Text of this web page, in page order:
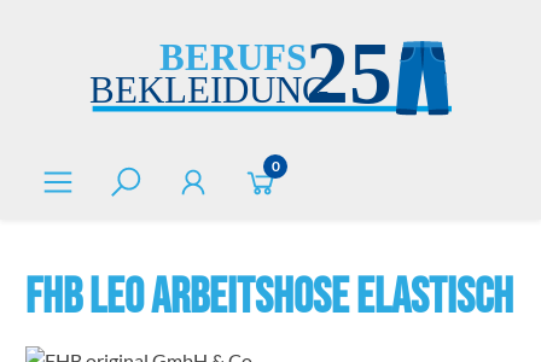
0
FHB LEO Arbeitshose elastisch